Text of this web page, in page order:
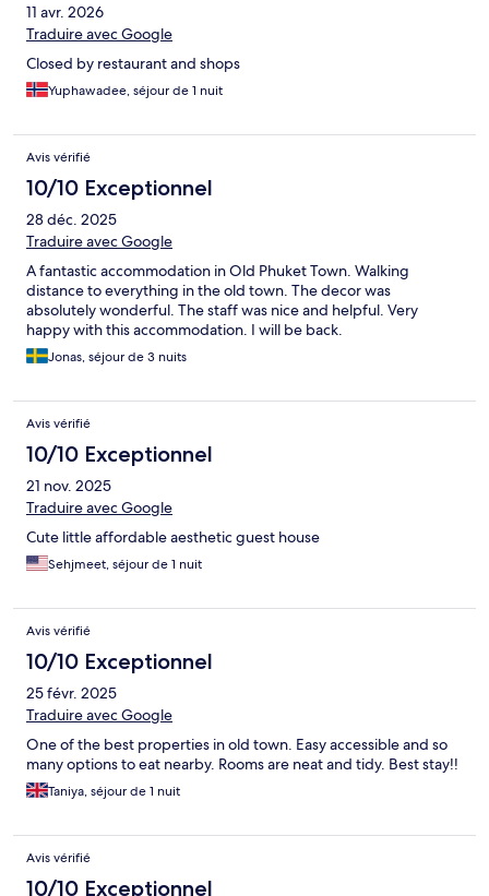
11 avr. 2026
Traduire avec Google
Closed by restaurant and shops
Yuphawadee, séjour de 1 nuit
Avis vérifié
10/10 Exceptionnel
28 déc. 2025
Traduire avec Google
A fantastic accommodation in Old Phuket Town. Walking
distance to everything in the old town. The decor was
absolutely wonderful. The staff was nice and helpful. Very
happy with this accommodation. I will be back.
Jonas, séjour de 3 nuits
Avis vérifié
10/10 Exceptionnel
21 nov. 2025
Traduire avec Google
Cute little affordable aesthetic guest house
Sehjmeet, séjour de 1 nuit
Avis vérifié
10/10 Exceptionnel
25 févr. 2025
Traduire avec Google
One of the best properties in old town. Easy accessible and so
many options to eat nearby. Rooms are neat and tidy. Best stay!!
Taniya, séjour de 1 nuit
Avis vérifié
10/10 Exceptionnel